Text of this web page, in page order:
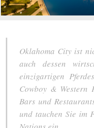
Oklahoma City ist
auch dessen
einzigartigen
Cowboy & Western
Bars und
und tauchen Sie im